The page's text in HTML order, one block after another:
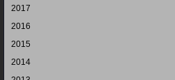
2017
2016
2015
2014